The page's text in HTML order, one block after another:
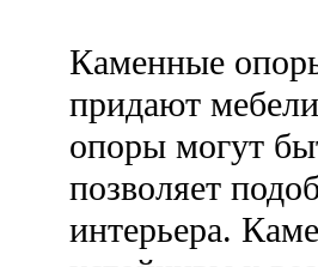
Каменные
придают
опоры могут
позволяет
интерьера.